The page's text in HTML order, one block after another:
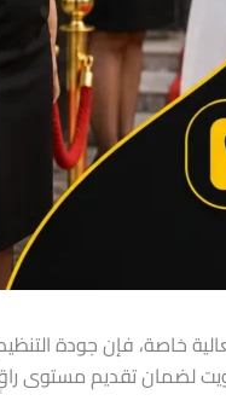
خاصة، فإن جودة
لضمان تقديم